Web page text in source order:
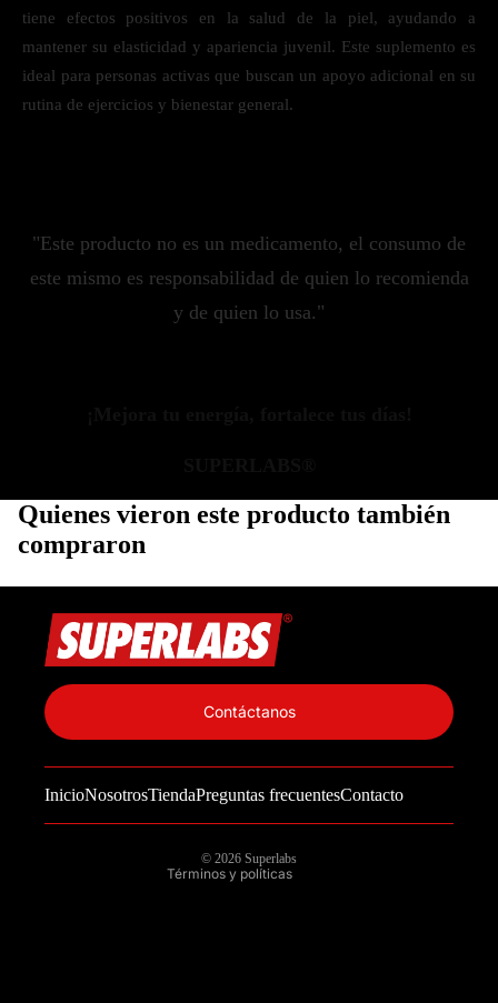
tiene efectos positivos en la salud de la piel, ayudando a
mantener su elasticidad y apariencia juvenil. Este suplemento es
ideal para personas activas que buscan un apoyo adicional en su
rutina de ejercicios y bienestar general.
"Este producto no es un medicamento, el consumo de
este mismo es responsabilidad de quien lo recomienda
y de quien lo usa."
Quienes vieron este producto también
compraron
InicioNosotrosTiendaPreguntas frecuentesContacto
Contáctanos
© 2026 Superlabs
Términos y políticas
Información de contacto
Política de reembolso
Términos del servicio
Política de envío